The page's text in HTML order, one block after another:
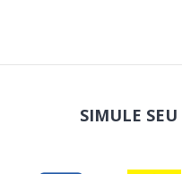
SIMULE SEU